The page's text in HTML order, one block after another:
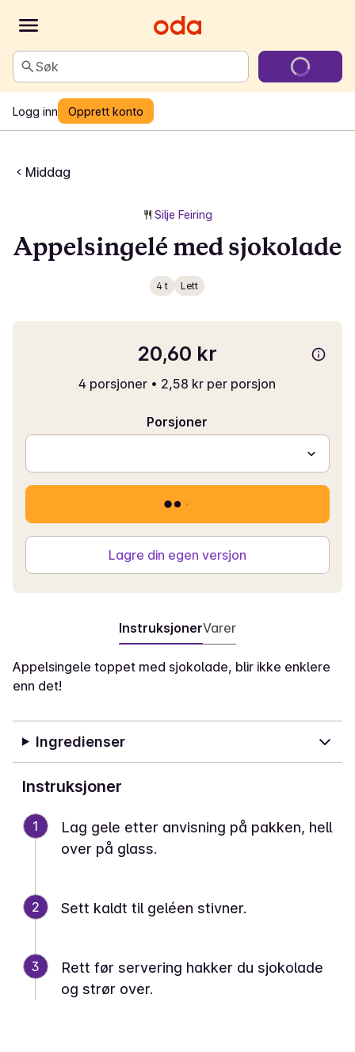
Søk
Logg inn Opprett konto
Middag
Silje Feiring
Appelsingelé med sjokolade
4 t Lett
20,60 kr
4 porsjoner • 2,58 kr per porsjon
Porsjoner
Lagre din egen versjon
InstruksjonerVarer
Appelsingele toppet med sjokolade, blir ikke enklere
enn det!
Ingredienser
Instruksjoner
1
Lag gele etter anvisning på pakken, hell
over på glass.
2 Sett kaldt til geléen stivner.
3
Rett før servering hakker du sjokolade
og strør over.